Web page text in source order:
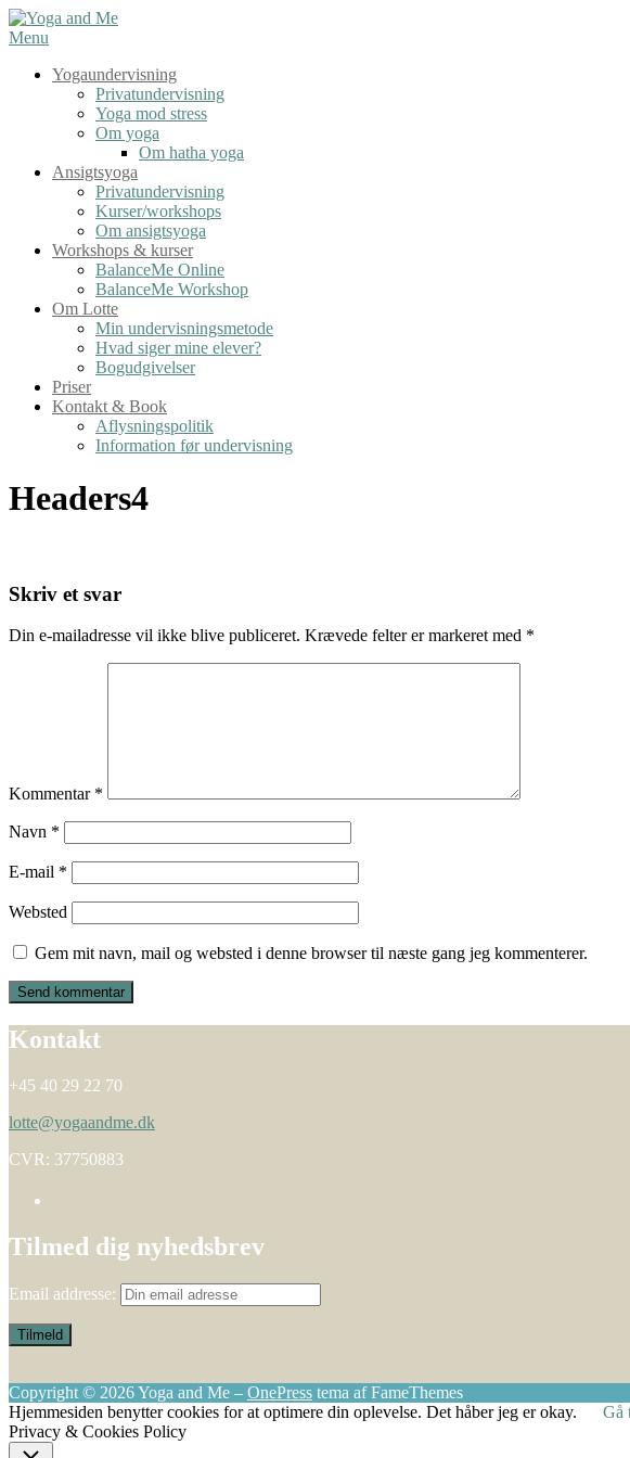
Spring
til
Menu
Yogaundervisning
Privatundervisning
Yoga mod stress
Om yoga
Om hatha yoga
Ansigtsyoga
Privatundervisning
Kurser/workshops
Om ansigtsyoga
Workshops & kurser
BalanceMe Online
BalanceMe Workshop
Om Lotte
Min undervisningsmetode
Hvad siger mine elever?
Bogudgivelser
Priser
Kontakt & Book
Aflysningspolitik
Information før undervisning
Headers4
Skriv et svar
Din e-mailadresse vil ikke blive publiceret. Krævede felter er markeret med *
Kommentar *
Navn *
E-mail *
Websted
Gem mit navn, mail og websted i denne browser til næste gang jeg kommenterer.
Kontakt
+45 40 29 22 70
lotte@yogaandme.dk
CVR: 37750883
Tilmed dig nyhedsbrev
Email addresse:
Copyright © 2026 Yoga and Me – OnePress tema af FameThemes
Hjemmesiden benytter cookies for at optimere din oplevelse. Det håber jeg er okay.
Gå
Privacy & Cookies Policy